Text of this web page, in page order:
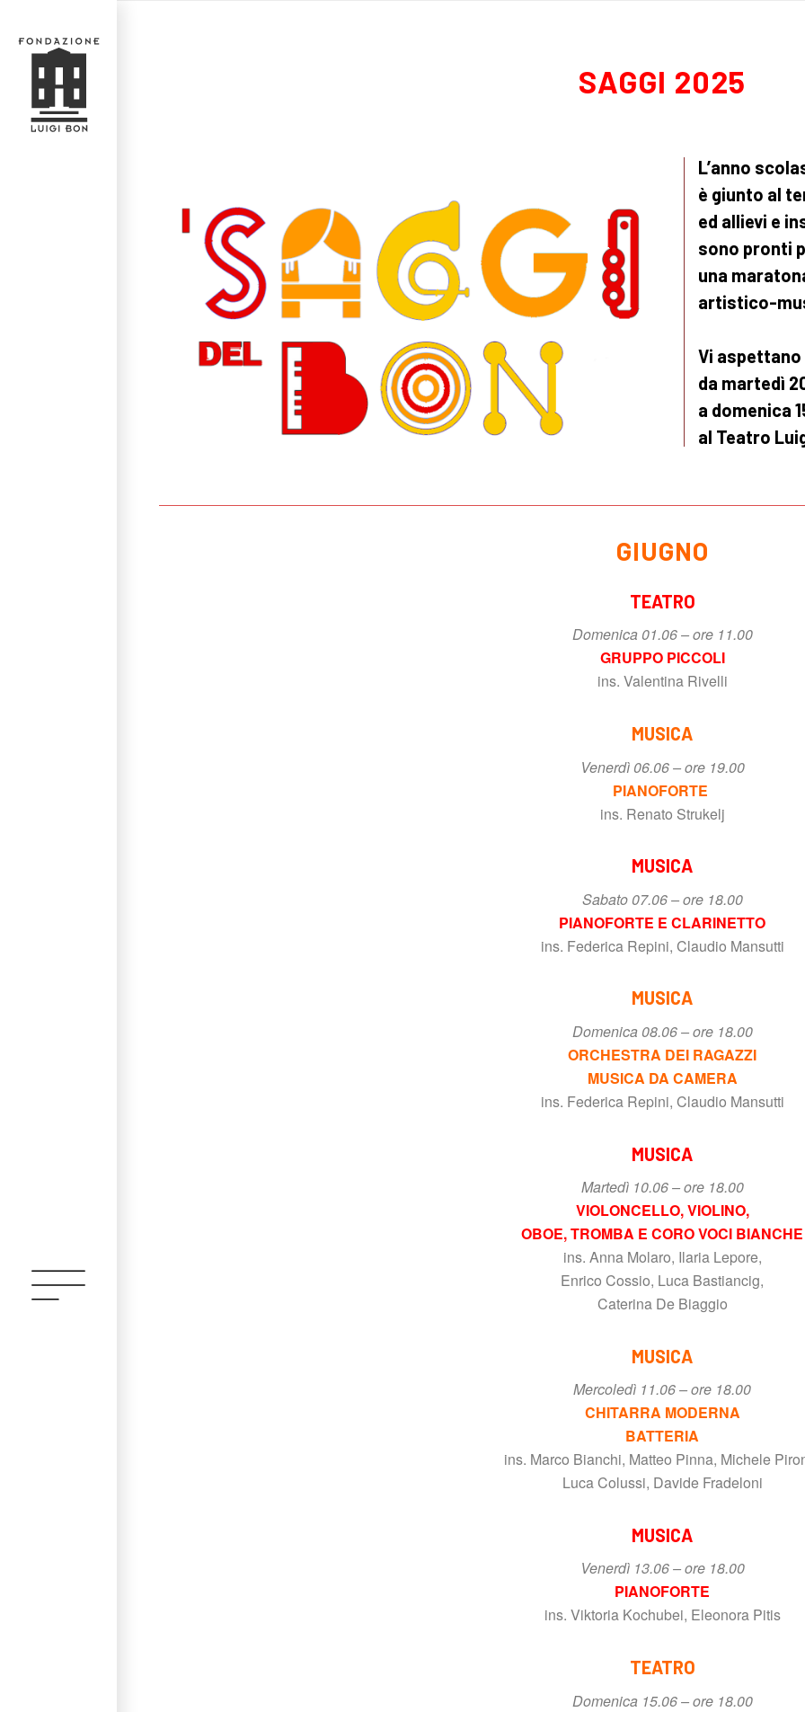
SAGGI 2025
L’anno
è giunto al
ed allievi e
sono pronti
una
artistico-
Vi aspettano
da martedì
a domenica
al Teatro
GIUGNO
TEATRO
Domenica 01.06 – ore 11.00
GRUPPO PICCOLI
ins. Valentina Rivelli
MUSICA
Venerdì 06.06 – ore 19.00
PIANOFORTE
ins. Renato Strukelj
MUSICA
Sabato 07.06 – ore 18.00
PIANOFORTE E CLARINETTO
ins. Federica Repini, Claudio Mansutti
MUSICA
Domenica 08.06 – ore 18.00
ORCHESTRA DEI RAGAZZI
MUSICA DA CAMERA
ins. Federica Repini, Claudio Mansutti
MUSICA
Martedì 10.06 – ore 18.00
VIOLONCELLO, VIOLINO,
OBOE, TROMBA E CORO VOCI BIANCHE
ins. Anna Molaro, Ilaria Lepore,
Enrico Cossio, Luca Bastiancig,
Caterina De Biaggio
MUSICA
Mercoledì 11.06 – ore 18.00
CHITARRA MODERNA
BATTERIA
ins. Marco Bianchi, Matteo Pinna, Michele
Luca Colussi, Davide Fradeloni
MUSICA
Venerdì 13.06 – ore 18.00
PIANOFORTE
ins. Viktoria Kochubei, Eleonora Pitis
TEATRO
Domenica 15.06 – ore 18.00